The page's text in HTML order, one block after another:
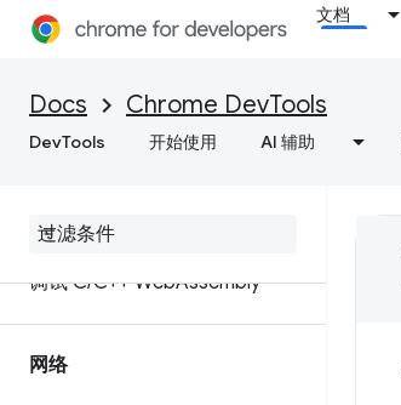
文档
Docs Chrome DevTools
DevTools 开始使用 AI 辅助
ignoreList 源代码映射扩展
的更改
在本地替换 Web 内容和 HTTP
JavaScript 调试参考文档
调试 C/C++ WebAssembly
网络